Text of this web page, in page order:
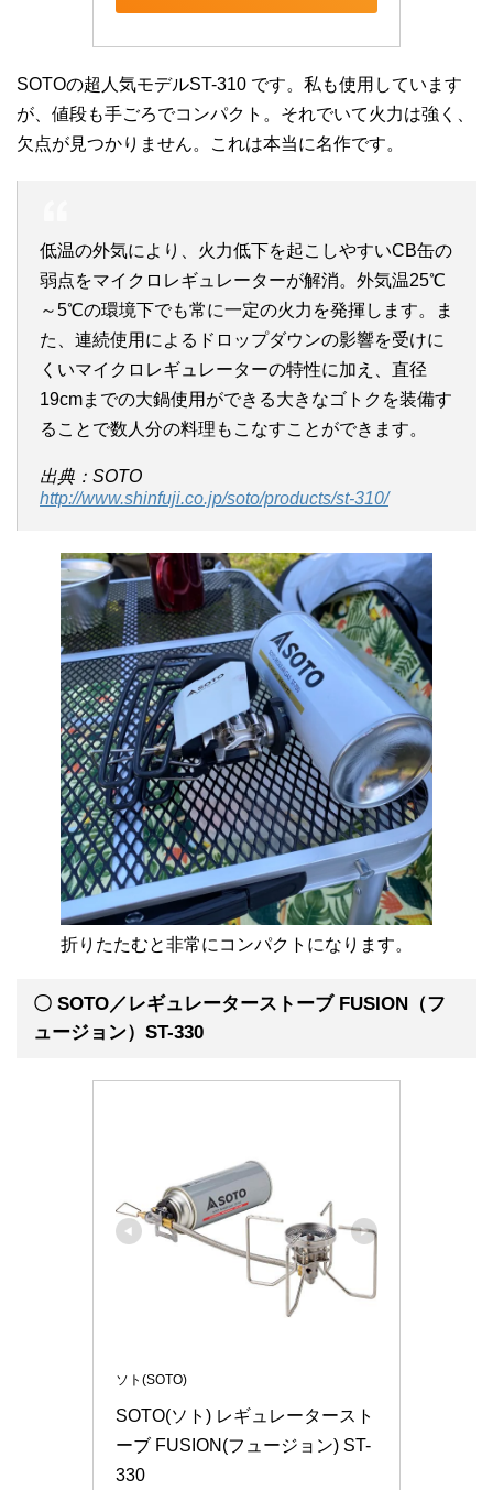
SOTOの超人気モデルST-310 です。私も使用しています
が、値段も手ごろでコンパクト。それでいて火力は強く、
欠点が見つかりません。これは本当に名作です。
低温の外気により、火力低下を起こしやすいCB缶の
弱点をマイクロレギュレーターが解消。外気温25℃
～5℃の環境下でも常に一定の火力を発揮します。ま
た、連続使用によるドロップダウンの影響を受けに
くいマイクロレギュレーターの特性に加え、直径
19cmまでの大鍋使用ができる大きなゴトクを装備す
ることで数人分の料理もこなすことができます。
出典：SOTO
http://www.shinfuji.co.jp/soto/products/st-310/
折りたたむと非常にコンパクトになります。
〇 SOTO／レギュレーターストーブ FUSION（フ
ュージョン）ST-330
ソト(SOTO)
SOTO(ソト) レギュレータースト
ーブ FUSION(フュージョン) ST-
330